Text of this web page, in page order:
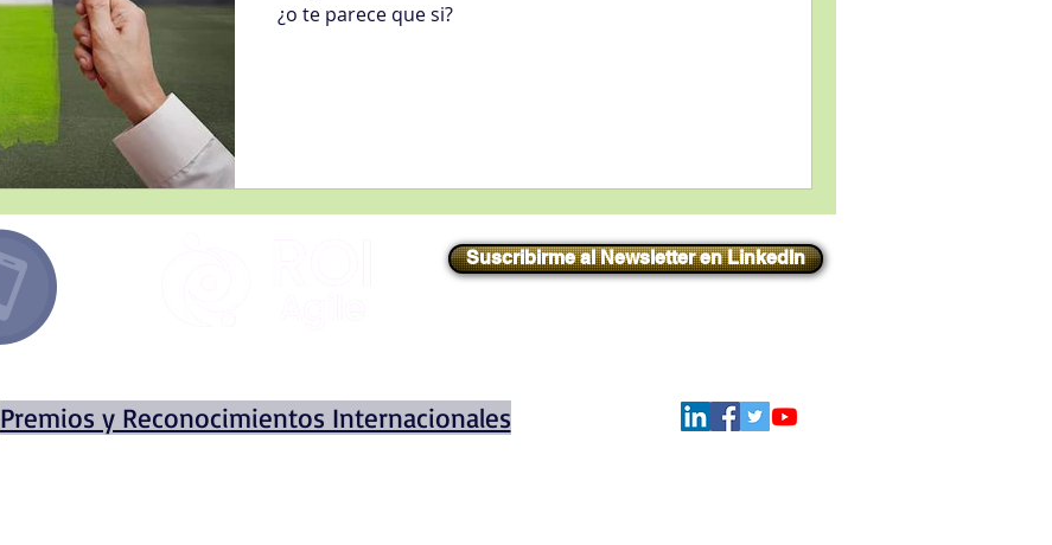
¿o te parece que si?
Suscribirme al Newsletter en LinkedIn
Premios y Reconocimientos Internacionales